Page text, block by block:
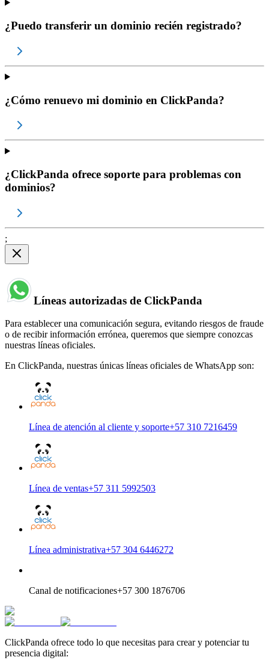
¿Puedo transferir un dominio recién registrado?
¿Cómo renuevo mi dominio en ClickPanda?
¿ClickPanda ofrece soporte para problemas con
dominios?
;
Líneas autorizadas de ClickPanda
Para establecer una comunicación segura, evitando riesgos de fraude
o de recibir información errónea, queremos que siempre conozcas
nuestras líneas oficiales.
En ClickPanda, nuestras únicas líneas oficiales de WhatsApp son:
Línea de atención al cliente y soporte+57 310 7216459
Línea de ventas+57 311 5992503
Línea administrativa+57 304 6446272
Canal de notificaciones+57 300 1876706
ClickPanda ofrece todo lo que necesitas para crear y potenciar tu
presencia digital: